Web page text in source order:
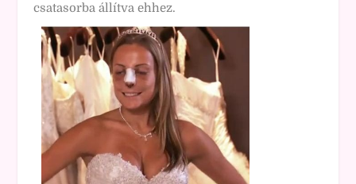
csatasorba állítva ehhez.